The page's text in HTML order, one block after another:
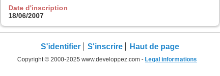
Date d'inscription
18/06/2007
S'identifier S'inscrire Haut de page
Copyright © 2000-2025 www.developpez.com - Legal informations